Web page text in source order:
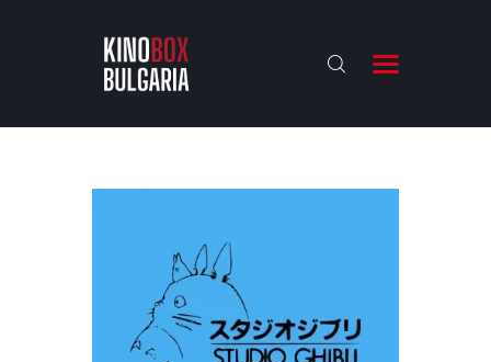
KINOBOX BULGARIA
БАХТИ НАГРАДИТЕ
ИНТЕРВЮТА
ЗА НАС